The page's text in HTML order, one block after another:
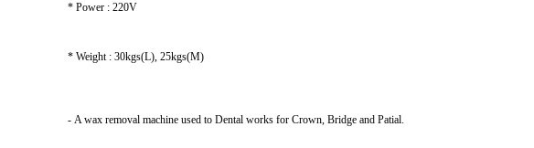
* Power : 220V
* Weight : 30kgs(L), 25kgs(M)
- A wax removal machine used to Dental works for Crown, Bridge and Patial.